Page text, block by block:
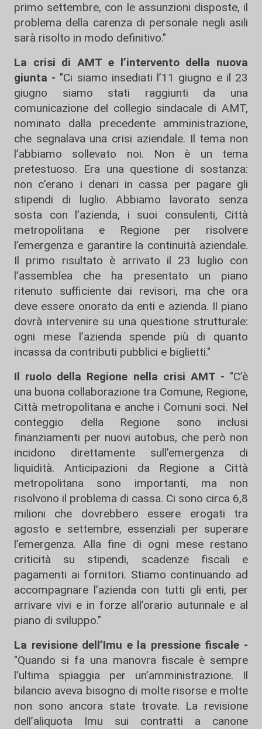
primo settembre, con le assunzioni disposte, il
problema della carenza di personale negli asili
sarà risolto in modo definitivo."
La crisi di AMT e l’intervento della nuova
giunta - "Ci siamo insediati l’11 giugno e il 23
giugno siamo stati raggiunti da una
comunicazione del collegio sindacale di AMT,
nominato dalla precedente amministrazione,
che segnalava una crisi aziendale. Il tema non
l’abbiamo sollevato noi. Non è un tema
pretestuoso. Era una questione di sostanza:
non c’erano i denari in cassa per pagare gli
stipendi di luglio. Abbiamo lavorato senza
sosta con l’azienda, i suoi consulenti, Città
metropolitana e Regione per risolvere
l’emergenza e garantire la continuità aziendale.
Il primo risultato è arrivato il 23 luglio con
l’assemblea che ha presentato un piano
ritenuto sufficiente dai revisori, ma che ora
deve essere onorato da enti e azienda. Il piano
dovrà intervenire su una questione strutturale:
ogni mese l’azienda spende più di quanto
incassa da contributi pubblici e biglietti."
Il ruolo della Regione nella crisi AMT - "C’è
una buona collaborazione tra Comune, Regione,
Città metropolitana e anche i Comuni soci. Nel
conteggio della Regione sono inclusi
finanziamenti per nuovi autobus, che però non
incidono direttamente sull’emergenza di
liquidità. Anticipazioni da Regione a Città
metropolitana sono importanti, ma non
risolvono il problema di cassa. Ci sono circa 6,8
milioni che dovrebbero essere erogati tra
agosto e settembre, essenziali per superare
l’emergenza. Alla fine di ogni mese restano
criticità su stipendi, scadenze fiscali e
pagamenti ai fornitori. Stiamo continuando ad
accompagnare l’azienda con tutti gli enti, per
arrivare vivi e in forze all’orario autunnale e al
piano di sviluppo."
La revisione dell’Imu e la pressione fiscale -
"Quando si fa una manovra fiscale è sempre
l’ultima spiaggia per un’amministrazione. Il
bilancio aveva bisogno di molte risorse e molte
non sono ancora state trovate. La revisione
dell’aliquota Imu sui contratti a canone